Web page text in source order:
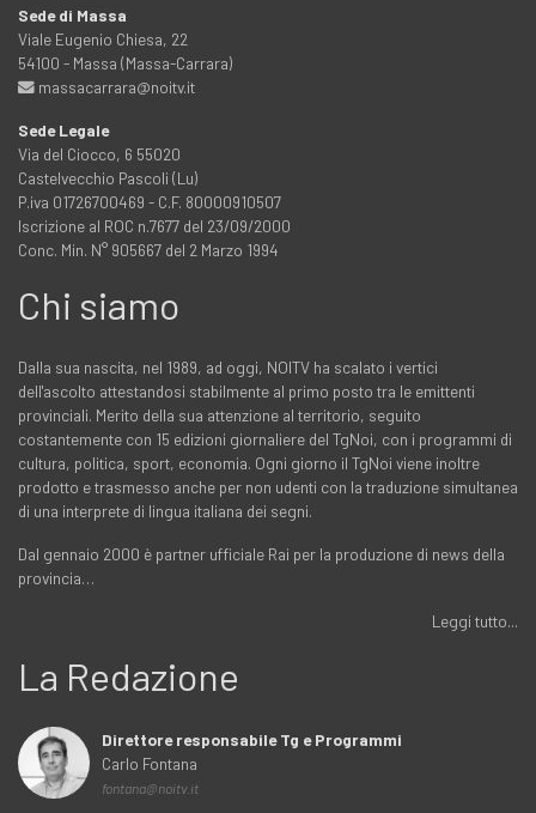
Sede di Massa
Viale Eugenio Chiesa, 22
54100 - Massa (Massa-Carrara)
massacarrara@noitv.it
Sede Legale
Via del Ciocco, 6 55020
Castelvecchio Pascoli (Lu)
P.iva 01726700469 - C.F. 80000910507
Iscrizione al ROC n.7677 del 23/09/2000
Conc. Min. N° 905667 del 2 Marzo 1994
Chi siamo
Dalla sua nascita, nel 1989, ad oggi, NOITV ha scalato i vertici
dell'ascolto attestandosi stabilmente al primo posto tra le emittenti
provinciali. Merito della sua attenzione al territorio, seguito
costantemente con 15 edizioni giornaliere del TgNoi, con i programmi di
cultura, politica, sport, economia. Ogni giorno il TgNoi viene inoltre
prodotto e trasmesso anche per non udenti con la traduzione simultanea
di una interprete di lingua italiana dei segni.
Dal gennaio 2000 è partner ufficiale Rai per la produzione di news della
provincia…
Leggi tutto...
La Redazione
Direttore responsabile Tg e Programmi
Carlo Fontana
fontana@noitv.it